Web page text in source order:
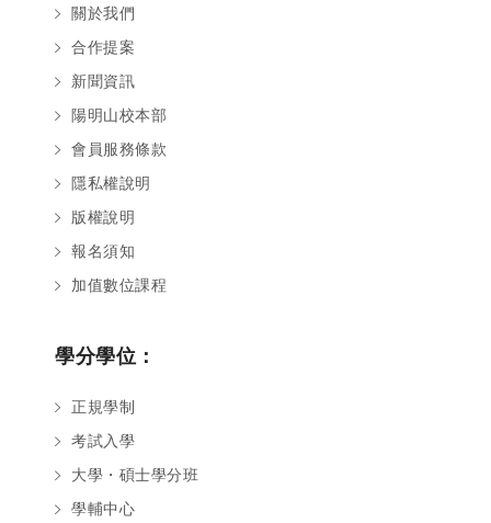
關於我們
合作提案
新聞資訊
陽明山校本部
會員服務條款
隱私權說明
版權說明
報名須知
加值數位課程
學分學位：
正規學制
考試入學
大學・碩士學分班
學輔中心